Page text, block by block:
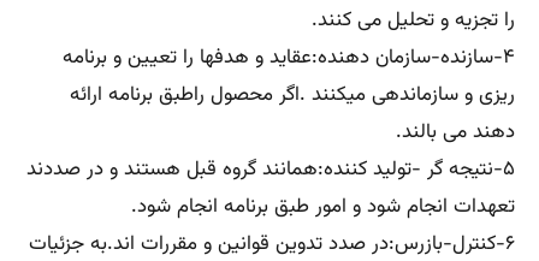
را تجزیه و تحلیل می کنند.
۴-سازنده-سازمان دهنده:عقاید و هدفها را تعیین و برنامه
ریزی و سازماندهی میکنند .اگر محصول راطبق برنامه ارائه
دهند می بالند.
۵-نتیجه گر -تولید کننده:همانند گروه قبل هستند و در صددند
تعهدات انجام شود و امور طبق برنامه انجام شود.
۶-کنترل-بازرس:در صدد تدوین قوانین و مقررات اند.به جزئیات